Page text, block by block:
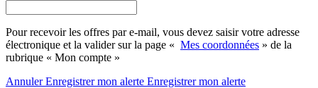
Pour recevoir les offres par e-mail, vous devez saisir votre adresse
électronique et la valider sur la page « Mes coordonnées » de la
rubrique « Mon compte »
AnnulerEnregistrer mon alerte Enregistrermon alerte